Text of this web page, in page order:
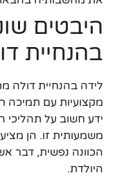
היבטים
בהנחיית
לידה בהנחיית דולה
מקצועיות עם תמיכה
ידע חשוב על תהליכי
משמעותית זו. הן
הכוונה נפשית, דבר
היולדת.